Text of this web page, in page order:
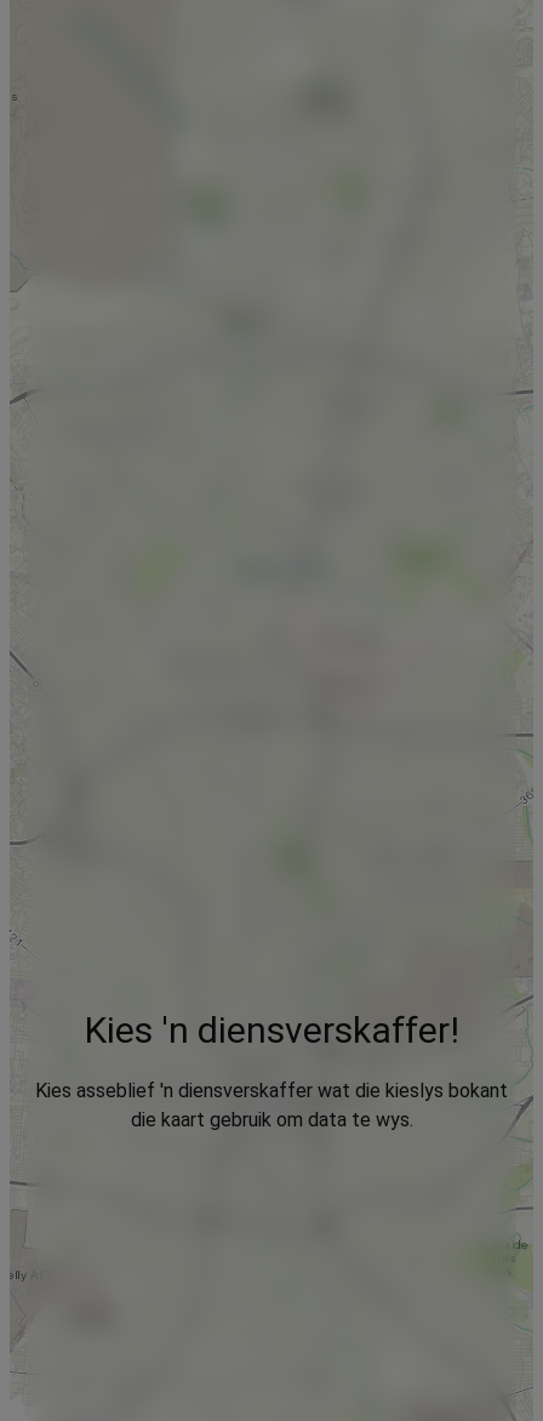
Kies 'n diensverskaffer!
Kies asseblief 'n diensverskaffer wat die kieslys bokant
die kaart gebruik om data te wys.